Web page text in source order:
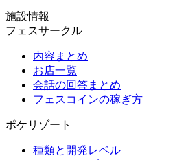
施設情報
フェスサークル
内容まとめ
お店一覧
会話の回答まとめ
フェスコインの稼ぎ方
ポケリゾート
種類と開発レベル